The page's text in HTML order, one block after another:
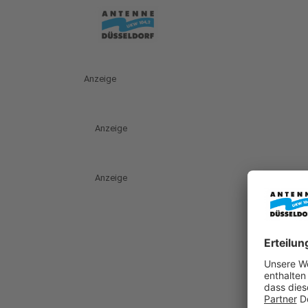
Anzeige
Anzeige
Anzeige